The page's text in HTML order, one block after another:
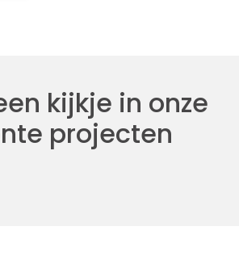
kijkje in onze
projecten